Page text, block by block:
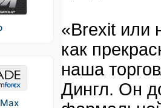
«Brexit или
как
наша
Дингл. Он